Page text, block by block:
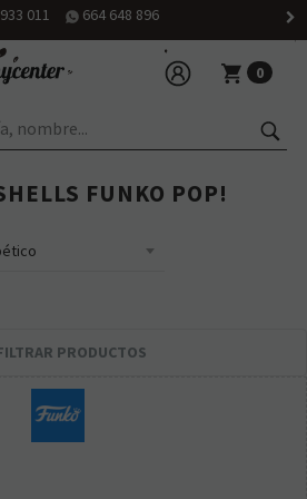
011 664 648 896
0
FUNKO POP!
PRODUCTOS